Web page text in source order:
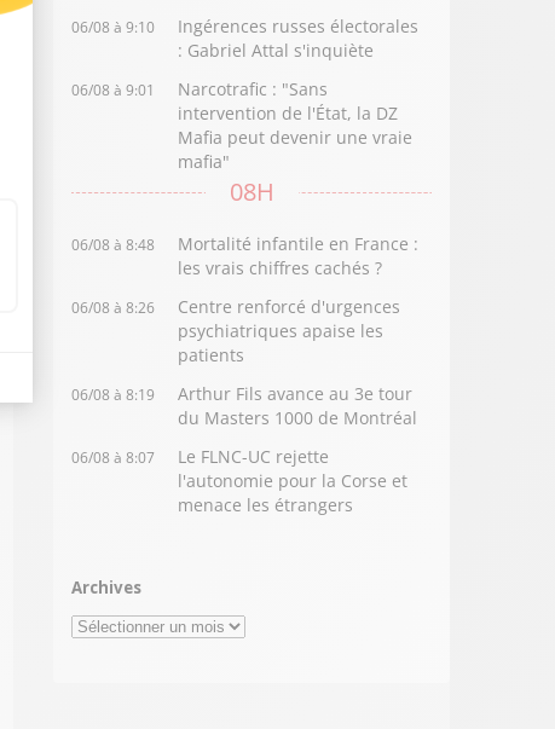
06/08 à 9:10
Ingérences russes électorales
: Gabriel Attal s'inquiète
06/08 à 9:01
Narcotrafic : "Sans
intervention de l'État, la DZ
Mafia peut devenir une vraie
mafia"
08H
06/08 à 8:48
Mortalité infantile en France :
les vrais chiffres cachés ?
06/08 à 8:26
Centre renforcé d'urgences
psychiatriques apaise les
patients
06/08 à 8:19
Arthur Fils avance au 3e tour
du Masters 1000 de Montréal
06/08 à 8:07
Le FLNC-UC rejette
l'autonomie pour la Corse et
menace les étrangers
Archives
Archives